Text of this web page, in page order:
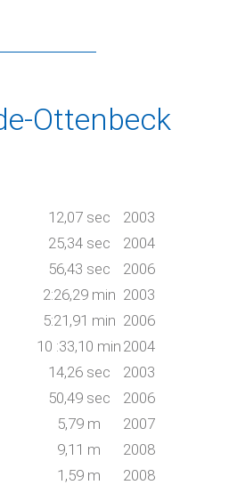
Ottenbeck
12,07 sec
2003
25,34 sec
2004
56,43 sec
2006
2:26,29 min 2003
5:21,91 min 2006
10 :33,10 min 2004
14,26 sec
2003
50,49 sec
2006
5,79 m
2007
9,11 m
2008
1,59 m
2008